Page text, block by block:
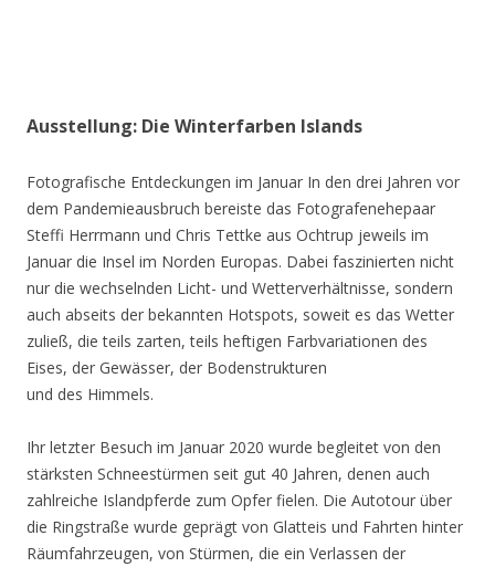
Ausstellung: Die Winterfarben Islands
Fotografische Entdeckungen im Januar In den drei Jahren vor
dem Pandemieausbruch bereiste das Fotografenehepaar
Steffi Herrmann und Chris Tettke aus Ochtrup jeweils im
Januar die Insel im Norden Europas. Dabei faszinierten nicht
nur die wechselnden Licht- und Wetterverhältnisse, sondern
auch abseits der bekannten Hotspots, soweit es das Wetter
zuließ, die teils zarten, teils heftigen Farbvariationen des
Eises, der Gewässer, der Bodenstrukturen
und des Himmels.
Ihr letzter Besuch im Januar 2020 wurde begleitet von den
stärksten Schneestürmen seit gut 40 Jahren, denen auch
zahlreiche Islandpferde zum Opfer fielen. Die Autotour über
die Ringstraße wurde geprägt von Glatteis und Fahrten hinter
Räumfahrzeugen, von Stürmen, die ein Verlassen der